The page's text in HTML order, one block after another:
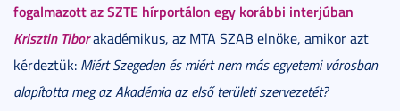
fogalmazott az SZTE hírportálon egy korábbi interjúban
Krisztin Tiborakadémikus, az MTA SZAB elnöke, amikor azt
kérdeztük: Miért Szegeden és miért nem más egyetemi városban
alapította meg az Akadémia az első területi szervezetét?